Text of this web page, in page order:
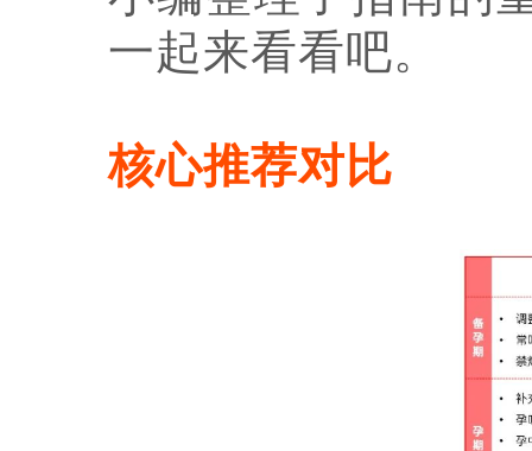
一起来看看吧。
核心推荐对比